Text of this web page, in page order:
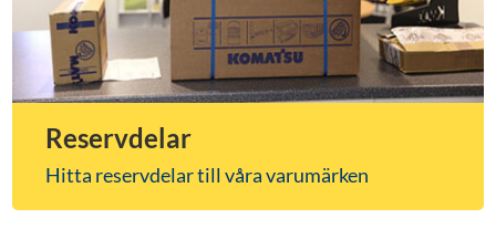
Reservdelar
Hitta reservdelar till våra varumärken